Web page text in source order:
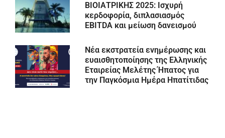
ΒΙΟΙΑΤΡΙΚΗΣ 2025: Ισχυρή
κερδοφορία, διπλασιασμός
EBITDA και μείωση δανεισμού
Νέα εκστρατεία ενημέρωσης και
ευαισθητοποίησης της Ελληνικής
Εταιρείας Μελέτης Ήπατος για
την Παγκόσμια Ημέρα Ηπατίτιδας